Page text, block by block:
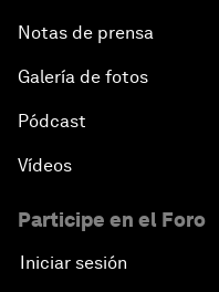
Notas de prensa
Galería de fotos
Pódcast
Vídeos
Participe en el Foro
Iniciar sesión